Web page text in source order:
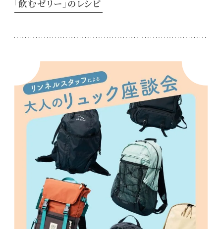
「飲むゼリー」のレシピ